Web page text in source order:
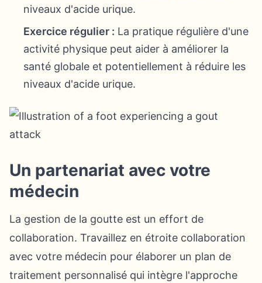
niveaux d'acide urique.
Exercice régulier : La pratique régulière d'une
activité physique peut aider à améliorer la
santé globale et potentiellement à réduire les
niveaux d'acide urique.
Un partenariat avec votre
médecin
La gestion de la goutte est un effort de
collaboration. Travaillez en étroite collaboration
avec votre médecin pour élaborer un plan de
traitement personnalisé qui intègre l'approche